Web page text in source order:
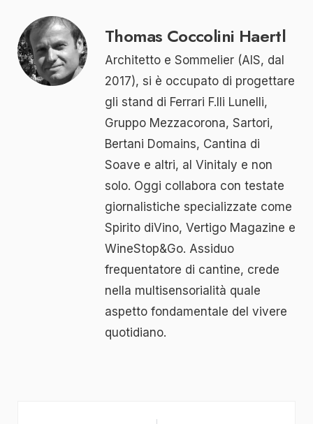
Thomas Coccolini Haertl
Architetto e Sommelier (AIS, dal
2017), si è occupato di progettare
gli stand di Ferrari F.lli Lunelli,
Gruppo Mezzacorona, Sartori,
Bertani Domains, Cantina di
Soave e altri, al Vinitaly e non
solo. Oggi collabora con testate
giornalistiche specializzate come
Spirito diVino, Vertigo Magazine e
WineStop&Go. Assiduo
frequentatore di cantine, crede
nella multisensorialità quale
aspetto fondamentale del vivere
quotidiano.